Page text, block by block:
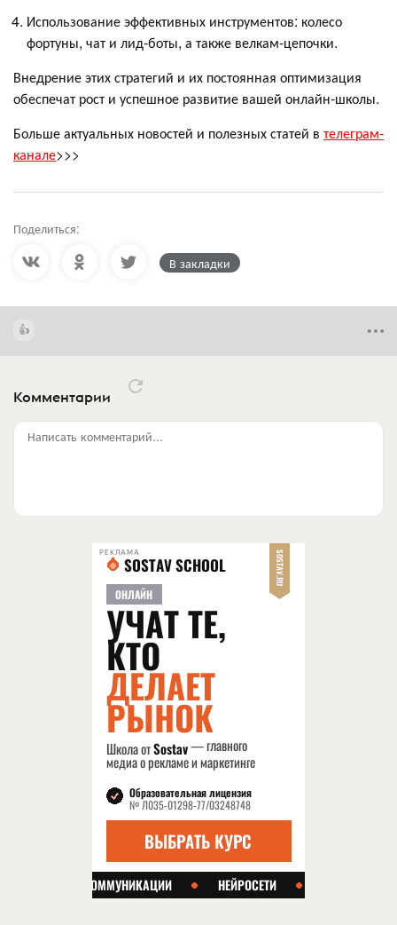
Использование эффективных инструментов: колесо
фортуны, чат и лид-боты, а также велкам-цепочки.
Внедрение этих стратегий и их постоянная оптимизация
обеспечат рост и успешное развитие вашей онлайн-школы.
Больше актуальных новостей и полезных статей в телеграм-
канале>>>
Поделиться:
В закладки
Комментарии
Написать комментарий...
РЕКЛАМА